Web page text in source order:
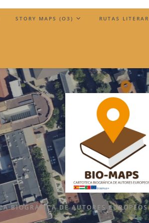
STORY MAPS (O3) RUTAS
BIOGRÁFICA DE AUTORES